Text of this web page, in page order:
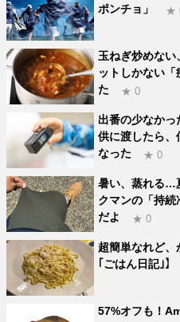
ポンチョ」
★
玉ねぎ炒めない
ットしかない
た
★ 0
出番の少なか
供に渡したら、
なった
★ 0
暑い、蒸れる…
クマンの「持
だよ
★ 0
超簡単なれど
｢ごはん日記｣】
57%オフも！